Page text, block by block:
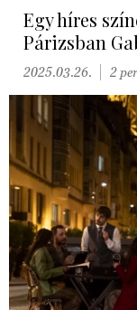
Egy híres
Párizsban
2025.03.26. 2